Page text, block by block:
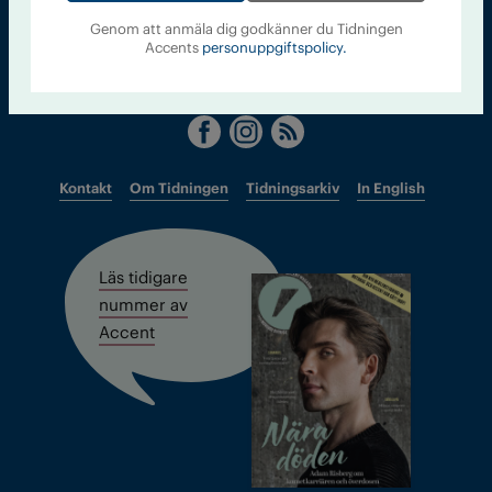
accent@iogt.se
Chefredaktör och ansvarig utgivare: Barbro Janson Lundkvist,
Kontakt Om Tidningen Tidningsarkiv In English
Läs tidigare
nummer av
Accent
Genom att anmäla dig godkänner du Tidningen
Accents personuppgiftspolicy.